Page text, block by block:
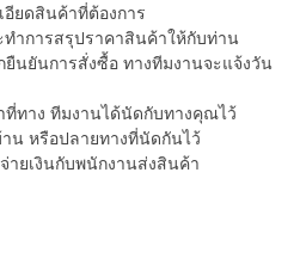
อียดสินค้าที่ต้องการ
ทำการสรุปราคาสินค้าให้กับท่าน
ยืนยันการสั่งซื้อ ทางทีมงานจะแจ้งวัน
ที่ทาง ทีมงานได้นัดกับทางคุณไว้
น หรือปลายทางที่นัดกันไว้
ายเงินกับพนักงานส่งสินค้า